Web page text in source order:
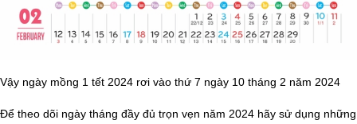
Vậy ngày mồng 1 tết 2024 rơi vào thứ 7 ngày 10 tháng 2 năm 2024
Để theo dõi ngày tháng đầy đủ trọn vẹn năm 2024 hãy sử dụng những